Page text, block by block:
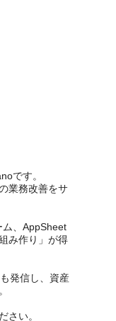
です。
業務改善をサ
、AppSheet
み作り」が得
発信し、資産
さい。